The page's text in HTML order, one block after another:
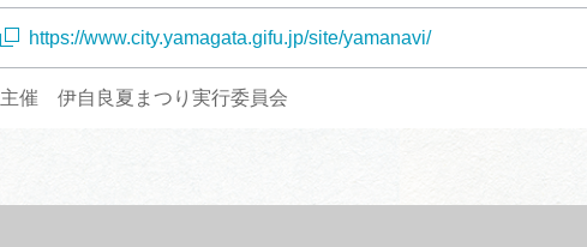
https://www.city.yamagata.gifu.jp/site/yamanavi/
主催 伊自良夏まつり実行委員会